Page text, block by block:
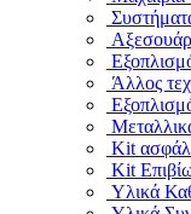
Άλλος
Kit
Kit
Υλικά